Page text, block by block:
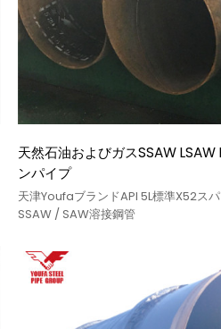
天然石油およびガスSSAW LSAW
ンパイプ
天津YoufaブランドAPI 5L標準X52ス
SSAW / SAW溶接鋼管